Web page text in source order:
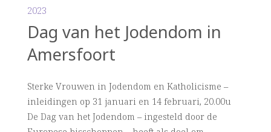
2023
Dag van het Jodendom in
Amersfoort
Sterke Vrouwen in Jodendom en Katholicisme –
inleidingen op 31 januari en 14 februari, 20.00u
De Dag van het Jodendom – ingesteld door de